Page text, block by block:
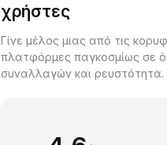
χρήστες
Γίνε μέλος μιας από τις
πλατφόρμες παγκοσμίως σε
συναλλαγών και ρευστότητα.